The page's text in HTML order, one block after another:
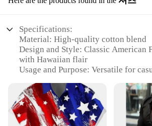
Specifications:
Material: High-quality cotton blend
Design and Style: Classic American
with Hawaiian flair
Usage and Purpose: Versatile for
Shape or Size: Regular fit for a
Performance and Property: Durable
for
Parts and Accessories: None,